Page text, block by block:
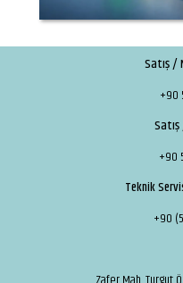
Satış /
+90
+90
Teknik
+90